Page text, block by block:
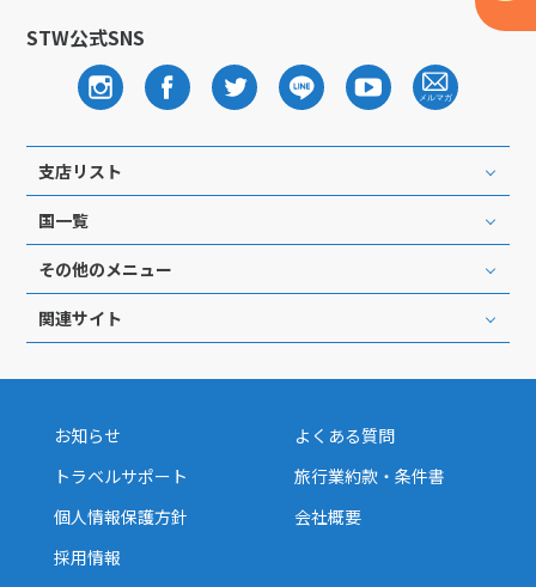
STW公式SNS
支店リスト
国一覧
その他のメニュー
関連サイト
お知らせ
よくある質問
トラベルサポート
旅行業約款・条件書
個人情報保護方針
会社概要
採用情報